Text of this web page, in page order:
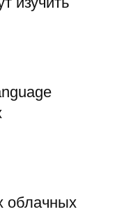
облачных